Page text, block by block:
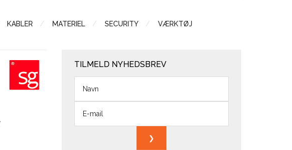
KABLER MATERIEL SECURITY VÆRKTØJ
TILMELD NYHEDSBREV